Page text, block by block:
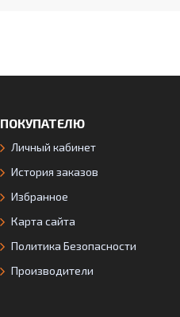
ПОКУПАТЕЛЮ
Личный кабинет
История заказов
Избранное
Карта сайта
Политика Безопасности
Производители